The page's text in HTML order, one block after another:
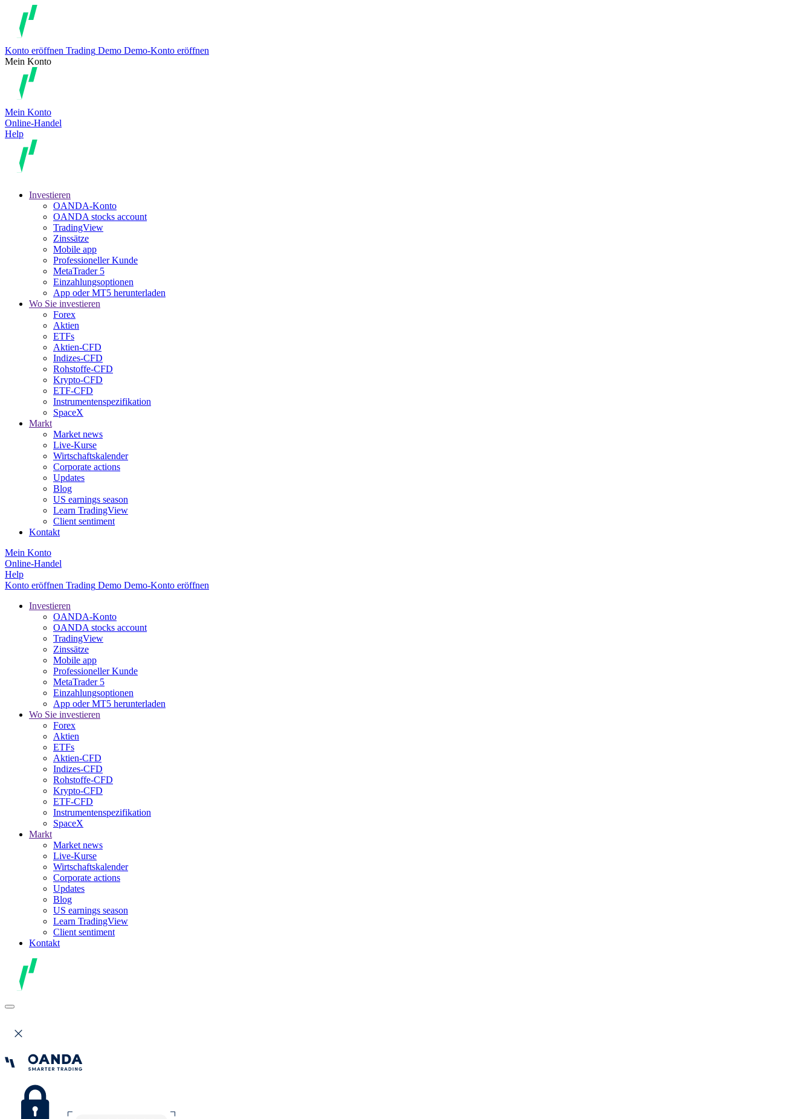
Konto eröffnen Trading Demo Demo-Konto eröffnen
Mein Konto
Mein Konto
Online-Handel
Help
Investieren
OANDA-Konto
OANDA stocks account
TradingView
Zinssätze
Mobile app
Professioneller Kunde
MetaTrader 5
Einzahlungsoptionen
App oder MT5 herunterladen
Wo Sie investieren
Forex
Aktien
ETFs
Aktien-CFD
Indizes-CFD
Rohstoffe-CFD
Krypto-CFD
ETF-CFD
Instrumentenspezifikation
SpaceX
Markt
Market news
Live-Kurse
Wirtschaftskalender
Corporate actions
Updates
Blog
US earnings season
Learn TradingView
Client sentiment
Kontakt
Mein Konto
Online-Handel
Help
Konto eröffnen Trading Demo Demo-Konto eröffnen
Investieren
OANDA-Konto
OANDA stocks account
TradingView
Zinssätze
Mobile app
Professioneller Kunde
MetaTrader 5
Einzahlungsoptionen
App oder MT5 herunterladen
Wo Sie investieren
Forex
Aktien
ETFs
Aktien-CFD
Indizes-CFD
Rohstoffe-CFD
Krypto-CFD
ETF-CFD
Instrumentenspezifikation
SpaceX
Markt
Market news
Live-Kurse
Wirtschaftskalender
Corporate actions
Updates
Blog
US earnings season
Learn TradingView
Client sentiment
Kontakt